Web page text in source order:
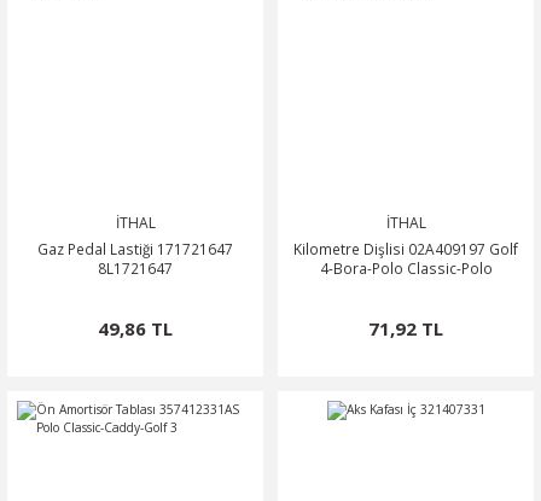
İTHAL
Gaz Pedal Lastiği 171721647
8L1721647
49,86 TL
İTHAL
Kilometre Dişlisi 02A409197 Golf
4-Bora-Polo Classic-Polo
71,92 TL